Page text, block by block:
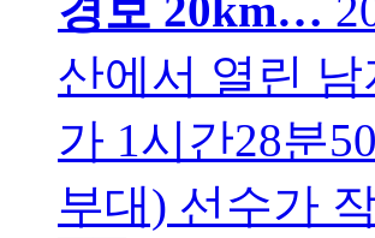
경보 20km…
산에서 열린
가 1시간28분
부대) 선수가